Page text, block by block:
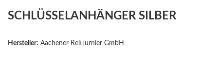
SCHLÜSSELANHÄNGER SILBER
Hersteller: Aachener Reitturnier GmbH